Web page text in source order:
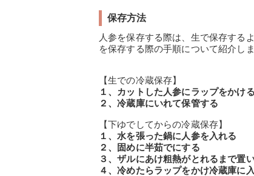
保存方法
人参を保存する際は、生で保存する
を保存する際の手順について紹介しま
【生での冷蔵保存】
１、カットした人参にラップをかける
２、冷蔵庫にいれて保管する
【下ゆでしてからの冷蔵保存】
１、水を張った鍋に人参を入れる
２、固めに半茹でにする
３、ザルにあけ粗熱がとれるまで置
４、冷めたらラップをかけ冷蔵庫に